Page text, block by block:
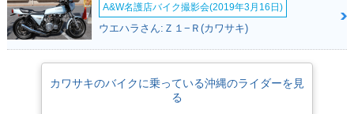
A&W名護店バイク撮影会(2019年3月16日)
ウエハラさん:Ｚ１−Ｒ(カワサキ)
カワサキのバイクに乗っている沖縄のライダーを見
る